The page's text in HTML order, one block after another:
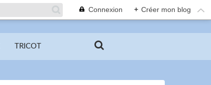
Connexion + Créer mon blog
TRICOT